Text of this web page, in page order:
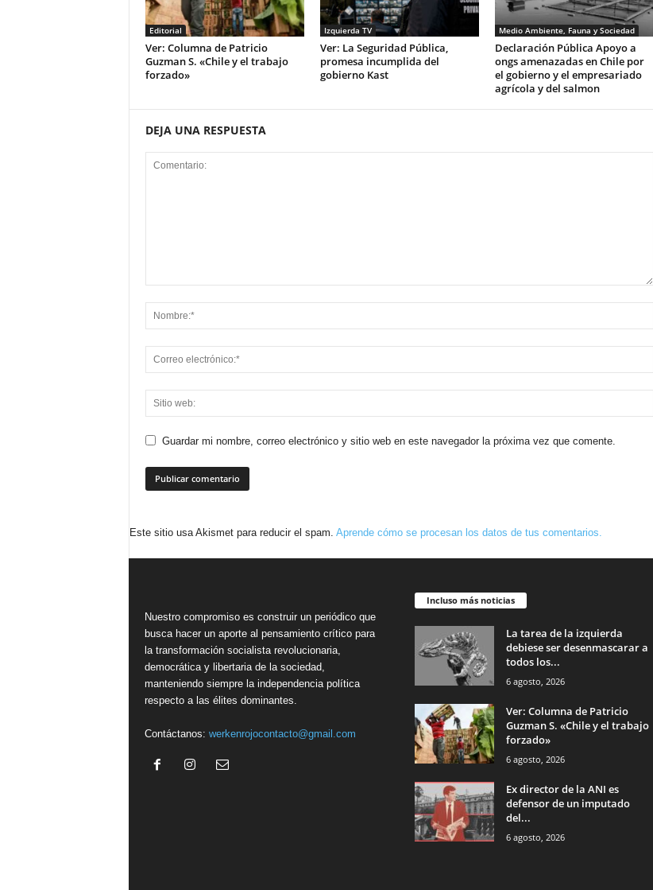
Editorial
Ver: Columna de Patricio
Guzman S. «Chile y el trabajo
forzado»
Izquierda TV
Ver: La Seguridad Pública,
promesa incumplida del
gobierno Kast
Medio Ambiente, Fauna y Sociedad
Declaración Pública Apoyo a
ongs amenazadas en Chile por
el gobierno y el empresariado
agrícola y del salmon
DEJA UNA RESPUESTA
Guardar mi nombre, correo electrónico y sitio web en este navegador la próxima vez que comente.
Este sitio usa Akismet para reducir el spam. Aprende cómo se procesan los datos de tus comentarios.
Nuestro compromiso es construir un periódico que
busca hacer un aporte al pensamiento crítico para
la transformación socialista revolucionaria,
democrática y libertaria de la sociedad,
manteniendo siempre la independencia política
respecto a las élites dominantes.
Contáctanos: werkenrojocontacto@gmail.com
Incluso más noticias
La tarea de la izquierda
debiese ser desenmascarar a
todos los...
6 agosto, 2026
Ver: Columna de Patricio
Guzman S. «Chile y el trabajo
forzado»
6 agosto, 2026
Ex director de la ANI es
defensor de un imputado
del...
6 agosto, 2026